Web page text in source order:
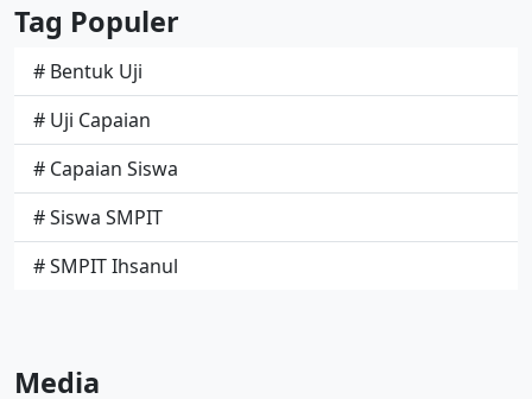
Tag Populer
# Bentuk Uji
# Uji Capaian
# Capaian Siswa
# Siswa SMPIT
# SMPIT Ihsanul
Media